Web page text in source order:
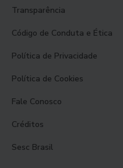
Transparência
Código de Conduta e Ética
Política de Privacidade
Política de Cookies
Fale Conosco
Créditos
Sesc Brasil